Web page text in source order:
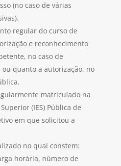
(no caso de várias
regular do curso de
e reconhecimento
no caso de
quanto a autorização, no
matriculado na
(IES) Pública de
em que solicitou a
no qual constem:
horária, número de